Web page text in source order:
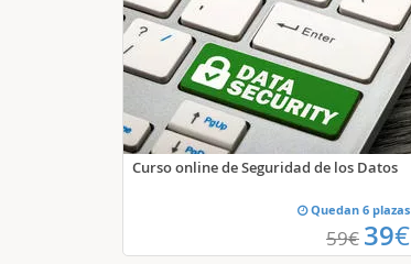
Curso online de Seguridad de los Datos
Quedan 6 plazas
59€ 39€